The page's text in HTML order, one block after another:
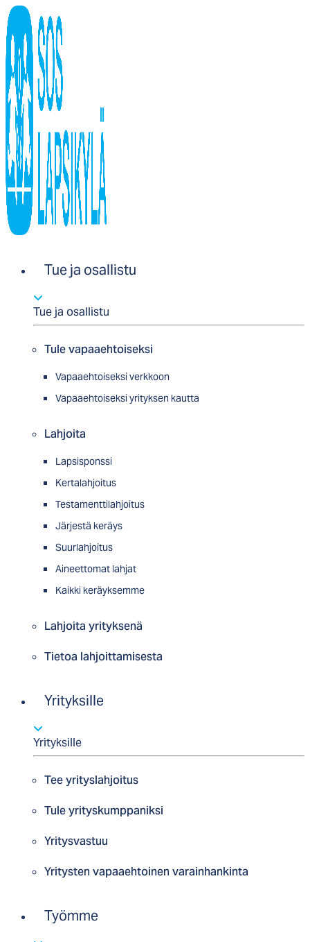
Tue ja osallistu
Tue ja osallistu
Tule vapaaehtoiseksi
Vapaaehtoiseksi verkkoon
Vapaaehtoiseksi yrityksen kautta
Lahjoita
Lapsisponssi
Kertalahjoitus
Testamenttilahjoitus
Järjestä keräys
Suurlahjoitus
Aineettomat lahjat
Kaikki keräyksemme
Lahjoita yrityksenä
Tietoa lahjoittamisesta
Yrityksille
Yrityksille
Tee yrityslahjoitus
Tule yrityskumppaniksi
Yritysvastuu
Yritysten vapaaehtoinen varainhankinta
Työmme